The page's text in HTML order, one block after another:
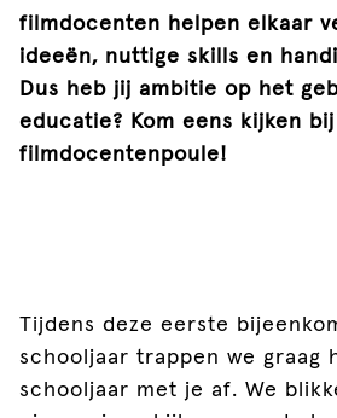
filmdocenten helpen elkaar
ideeën, nuttige skills en
Dus heb jij ambitie op het
educatie? Kom eens kijken
filmdocentenpoule!
Tijdens deze eerste
schooljaar trappen we graag
schooljaar met je af. We